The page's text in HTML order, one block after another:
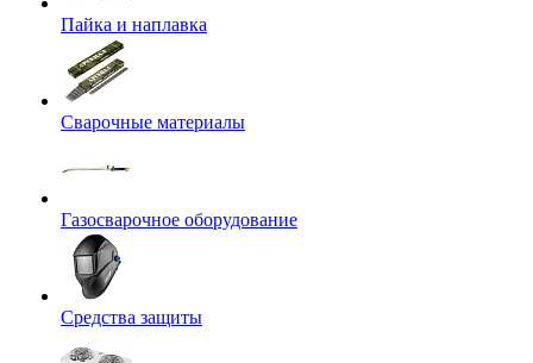
Пайка и наплавка
Сварочные материалы
Газосварочное оборудование
Средства защиты